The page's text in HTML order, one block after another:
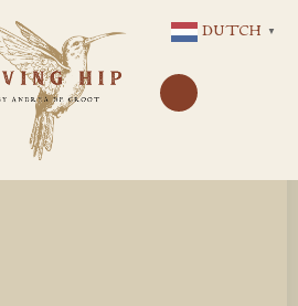
NAAR
DE
INHOUD
DUTCH ▼